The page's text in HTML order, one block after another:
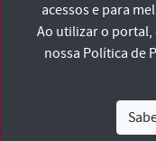
acessos e para
Ao utilizar o
nossa Política de